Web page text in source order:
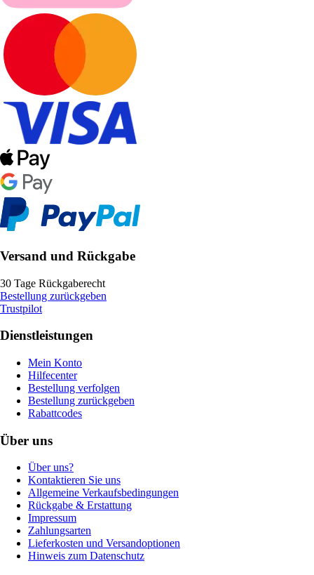
Versand und Rückgabe
30 Tage Rückgaberecht
Bestellung zurückgeben
Trustpilot
Dienstleistungen
Mein Konto
Hilfecenter
Bestellung verfolgen
Bestellung zurückgeben
Rabattcodes
Über uns
Über uns?
Kontaktieren Sie uns
Allgemeine Verkaufsbedingungen
Rückgabe & Erstattung
Impressum
Zahlungsarten
Lieferkosten und Versandoptionen
Hinweis zum Datenschutz